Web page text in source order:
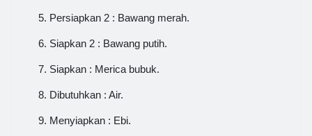
Persiapkan 2 : Bawang merah.
Siapkan 2 : Bawang putih.
Siapkan : Merica bubuk.
Dibutuhkan : Air.
Menyiapkan : Ebi.